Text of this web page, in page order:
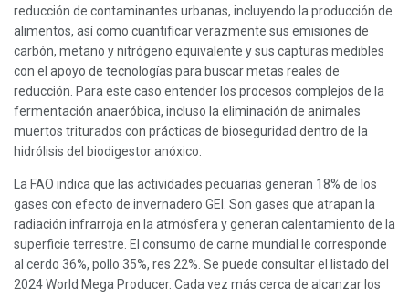
reducción de contaminantes urbanas, incluyendo la producción de
alimentos, así como cuantificar verazmente sus emisiones de
carbón, metano y nitrógeno equivalente y sus capturas medibles
con el apoyo de tecnologías para buscar metas reales de
reducción. Para este caso entender los procesos complejos de la
fermentación anaeróbica, incluso la eliminación de animales
muertos triturados con prácticas de bioseguridad dentro de la
hidrólisis del biodigestor anóxico.
La FAO indica que las actividades pecuarias generan 18% de los
gases con efecto de invernadero GEI. Son gases que atrapan la
radiación infrarroja en la atmósfera y generan calentamiento de la
superficie terrestre. El consumo de carne mundial le corresponde
al cerdo 36%, pollo 35%, res 22%. Se puede consultar el listado del
2024 World Mega Producer. Cada vez más cerca de alcanzar los